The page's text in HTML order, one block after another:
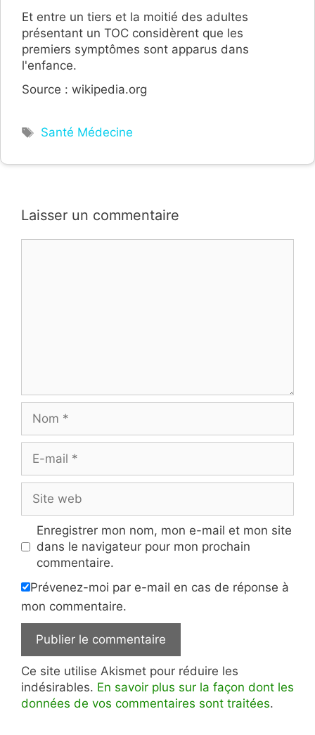
Et entre un tiers et la moitié des adultes
présentant un TOC considèrent que les
premiers symptômes sont apparus dans
l'enfance.
Source : wikipedia.org
Étiquettes
Santé Médecine
Laisser un commentaire
mail
web
Enregistrer mon nom, mon e-mail et mon site
dans le navigateur pour mon prochain
commentaire.
Prévenez-moi par e-mail en cas de réponse à
mon commentaire.
Ce site utilise Akismet pour réduire les
indésirables. En savoir plus sur la façon dont les
données de vos commentaires sont traitées.